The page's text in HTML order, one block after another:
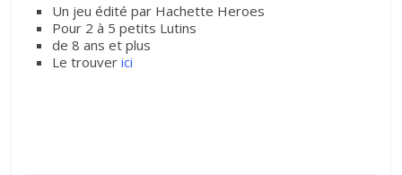
Un jeu édité par Hachette Heroes
Pour 2 à 5 petits Lutins
de 8 ans et plus
Le trouverici